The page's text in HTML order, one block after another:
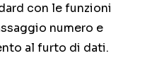
con le funzioni
numero e
al furto di dati.